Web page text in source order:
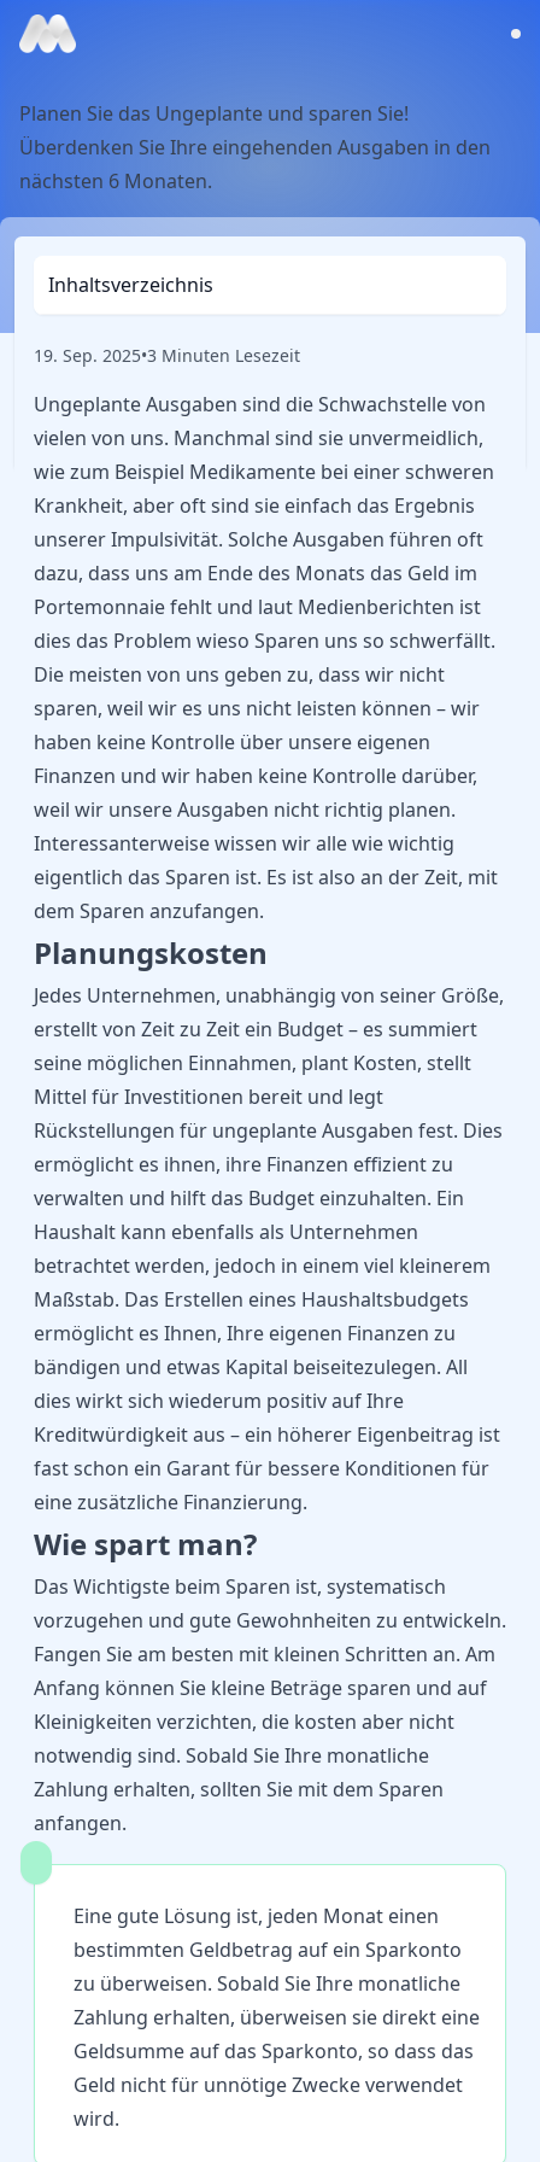
Planen Sie das Ungeplante und sparen Sie!
Überdenken Sie Ihre eingehenden Ausgaben in den
nächsten 6 Monaten.
Inhaltsverzeichnis
19. Sep. 2025•3 Minuten Lesezeit
Ungeplante Ausgaben sind die Schwachstelle von
vielen von uns. Manchmal sind sie unvermeidlich,
wie zum Beispiel Medikamente bei einer schweren
Krankheit, aber oft sind sie einfach das Ergebnis
unserer Impulsivität. Solche Ausgaben führen oft
dazu, dass uns am Ende des Monats das Geld im
Portemonnaie fehlt und laut Medienberichten ist
dies das Problem wieso Sparen uns so schwerfällt.
Die meisten von uns geben zu, dass wir nicht
sparen, weil wir es uns nicht leisten können – wir
haben keine Kontrolle über unsere eigenen
Finanzen und wir haben keine Kontrolle darüber,
weil wir unsere Ausgaben nicht richtig planen.
Interessanterweise wissen wir alle wie wichtig
eigentlich das Sparen ist. Es ist also an der Zeit, mit
dem Sparen anzufangen.
Planungskosten
Jedes Unternehmen, unabhängig von seiner Größe,
erstellt von Zeit zu Zeit ein Budget – es summiert
seine möglichen Einnahmen, plant Kosten, stellt
Mittel für Investitionen bereit und legt
Rückstellungen für ungeplante Ausgaben fest. Dies
ermöglicht es ihnen, ihre Finanzen effizient zu
verwalten und hilft das Budget einzuhalten. Ein
Haushalt kann ebenfalls als Unternehmen
betrachtet werden, jedoch in einem viel kleinerem
Maßstab. Das Erstellen eines Haushaltsbudgets
ermöglicht es Ihnen, Ihre eigenen Finanzen zu
bändigen und etwas Kapital beiseitezulegen. All
dies wirkt sich wiederum positiv auf Ihre
Kreditwürdigkeit aus – ein höherer Eigenbeitrag ist
fast schon ein Garant für bessere Konditionen für
eine zusätzliche Finanzierung.
Wie spart man?
Das Wichtigste beim Sparen ist, systematisch
vorzugehen und gute Gewohnheiten zu entwickeln.
Fangen Sie am besten mit kleinen Schritten an. Am
Anfang können Sie kleine Beträge sparen und auf
Kleinigkeiten verzichten, die kosten aber nicht
notwendig sind. Sobald Sie Ihre monatliche
Zahlung erhalten, sollten Sie mit dem Sparen
anfangen.
Eine gute Lösung ist, jeden Monat einen
bestimmten Geldbetrag auf ein Sparkonto
zu überweisen. Sobald Sie Ihre monatliche
Zahlung erhalten, überweisen sie direkt eine
Geldsumme auf das Sparkonto, so dass das
Geld nicht für unnötige Zwecke verwendet
wird.